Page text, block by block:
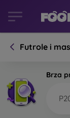
Futrole i
Brza